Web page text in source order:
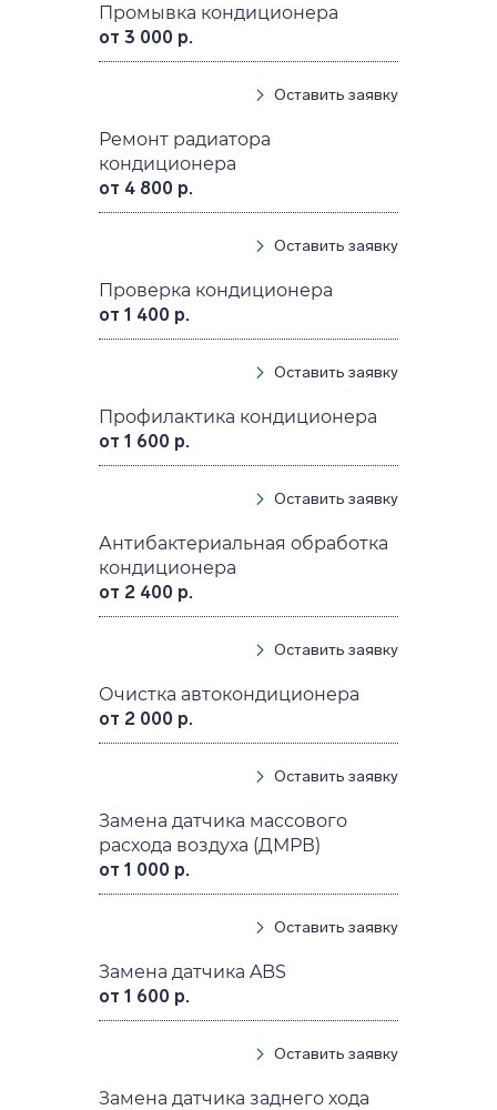
Промывка кондиционера
от 3 000 р.
Оставить заявку
Ремонт радиатора
кондиционера
от 4 800 р.
Оставить заявку
Проверка кондиционера
от 1 400 р.
Оставить заявку
Профилактика кондиционера
от 1 600 р.
Оставить заявку
Антибактериальная обработка
кондиционера
от 2 400 р.
Оставить заявку
Очистка автокондиционера
от 2 000 р.
Оставить заявку
Замена датчика массового
расхода воздуха (ДМРВ)
от 1 000 р.
Оставить заявку
Замена датчика ABS
от 1 600 р.
Оставить заявку
Замена датчика заднего хода